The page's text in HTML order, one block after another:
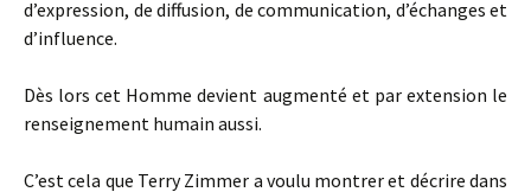
d’expression, de diffusion, de communication, d’échanges et
d’influence.
Dès lors cet Homme devient augmenté et par extension le
renseignement humain aussi.
C’est cela que Terry Zimmer a voulu montrer et décrire dans